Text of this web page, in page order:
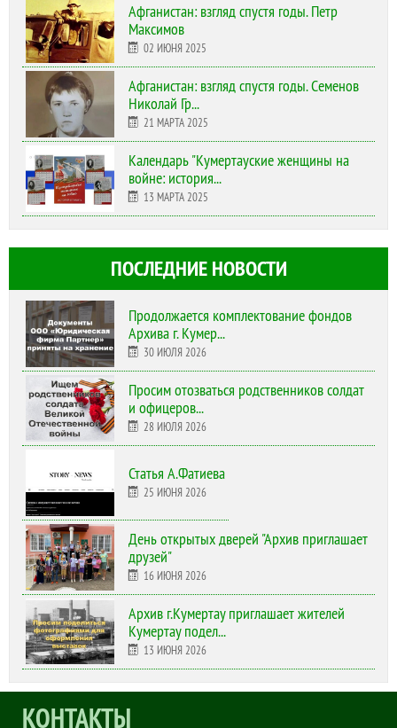
Афганистан: взгляд спустя годы. Петр
Максимов
02 ИЮНЯ 2025
Афганистан: взгляд спустя годы. Семенов
Николай Гр...
21 МАРТА 2025
Календарь "Кумертауские женщины на
войне: история...
13 МАРТА 2025
ПОСЛЕДНИЕ НОВОСТИ
Продолжается комплектование фондов
Архива г. Кумер...
30 ИЮЛЯ 2026
Просим отозваться родственников солдат
и офицеров...
28 ИЮЛЯ 2026
Статья А.Фатиева
25 ИЮНЯ 2026
День открытых дверей "Архив приглашает
друзей"
16 ИЮНЯ 2026
Архив г.Кумертау приглашает жителей
Кумертау подел...
13 ИЮНЯ 2026
КОНТАКТЫ